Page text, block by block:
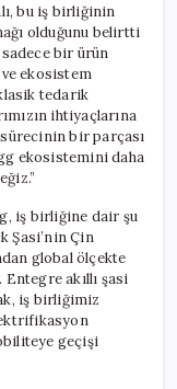
bu iş birliğinin
olduğunu belirtti
bir ürün
ekosistem
tedarik
ihtiyaçlarına
bir parçası
ekosistemini daha
iş birliğine dair şu
Şasi’nin Çin
global ölçekte
akıllı şasi
iş birliğimiz
geçişi